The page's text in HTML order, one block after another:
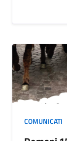
COMUNICATI